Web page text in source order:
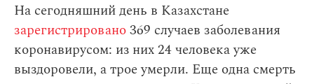
На сегодняшний день в Казахстане
зарегистрировано369 случаев заболевания
коронавирусом: из них 24 человека уже
выздоровели, а трое умерли. Еще одна смерть